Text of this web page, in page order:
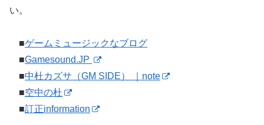
い。
■ゲームミュージックなブログ
■Gamesound.JP
■中杜カズサ（GM SIDE） ｜note
■空中の杜
■訂正information